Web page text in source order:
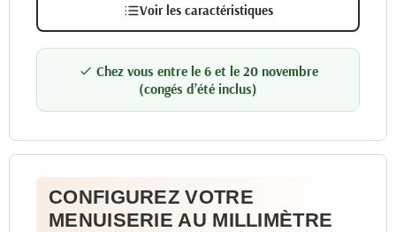
Voir les caractéristiques
 Chez vous entre le 6 et le 20 novembre
(congés d’été inclus)
CONFIGUREZ VOTRE
MENUISERIE AU MILLIMÈTRE